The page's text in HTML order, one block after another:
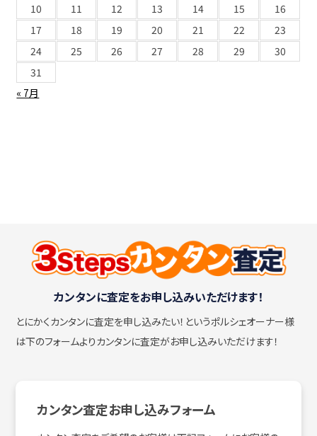
« 7月
10
11 12 13 14 15
16
17
18 19 20 21 22
23
24
25 26 27 28 29
30
31
カンタンに査定をお申し込みいただけます！
とにかくカンタンに査定を申し込みたい！ というポルシェオーナー様
は下のフォームよりカンタンに査定がお申し込みいただけます！
カンタン査定お申し込みフォーム